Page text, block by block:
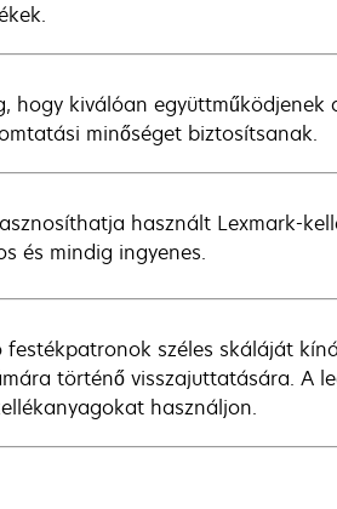
hogy kiválóan együttműködjenek
minőséget biztosítsanak.
használt Lexmark-
és mindig ingyenes.
széles skáláját
történő visszajuttatására. A
használjon.